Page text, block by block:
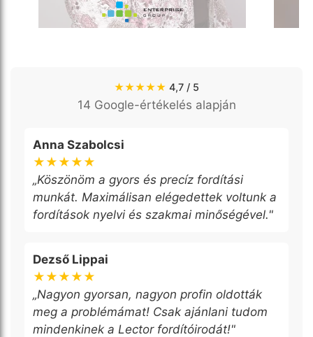
★★★★★ 4,7 / 5
14 Google-értékelés alapján
Anna Szabolcsi
★★★★★
„Köszönöm a gyors és precíz fordítási
munkát. Maximálisan elégedettek voltunk a
fordítások nyelvi és szakmai minőségével."
Dezső Lippai
★★★★★
„Nagyon gyorsan, nagyon profin oldották
meg a problémámat! Csak ajánlani tudom
mindenkinek a Lector fordítóirodát!"